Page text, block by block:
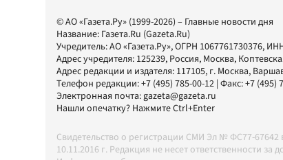
© АО «Газета.Ру» (1999-2026) – Главные новости дня
Название: Газета.Ru (Gazeta.Ru)
Учредитель:АО «Газета.Ру», ОГРН 1067761730376,
Адрес учредителя: 125239, Россия, Москва,
Адрес редакции и издателя: 117105, г. Москва,
Телефон редакции:+7 (495) 785-00-12 | Факс:+7 (495)
Электронная почта:gazeta@gazeta.ru
Нашли опечатку? Нажмите Ctrl+Enter
Свидетельство о регистрации СМИ Эл № ФС77-
10.11.2016 г. Редакция не несет ответственности